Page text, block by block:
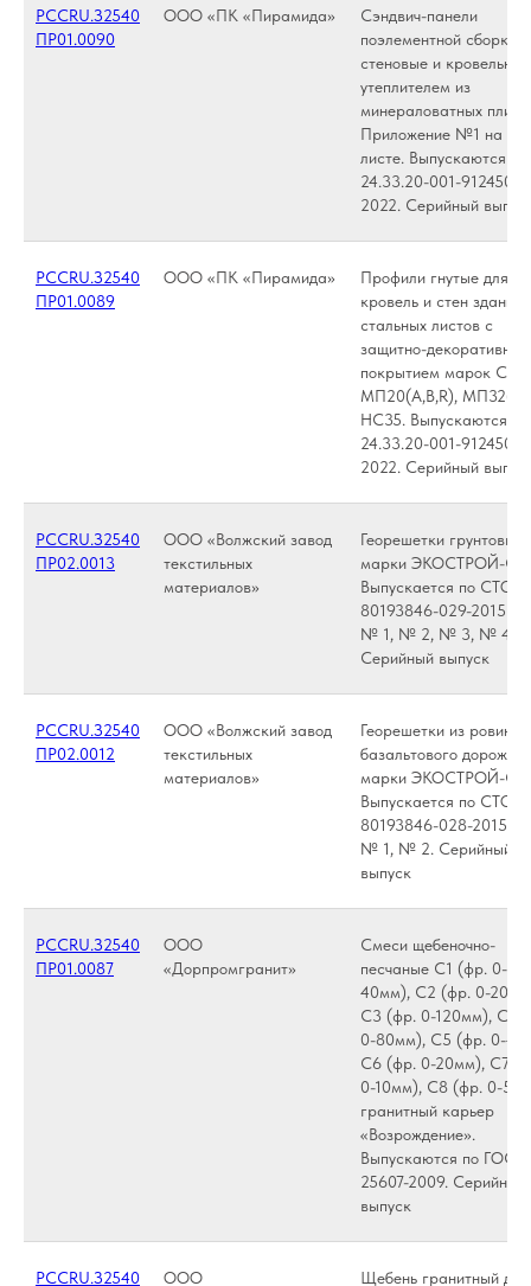
РССRU.З2540
ПР01.0090
ООО «ПК «Пирамида»
Сэндвич-панели
поэлементной сборки
стеновые и
утеплителем из
минераловатных плит.
Приложение №1 на
листе. Выпускаются
24.33.20-001-
2022. Серийный
РССRU.З2540
ПР01.0089
ООО «ПК «Пирамида»
Профили гнутые для
кровель и стен зданий
стальных листов с
защитно-декоративным
покрытием марок
МП20(А,В,R), МП32(R),
НС35. Выпускаются
24.33.20-001-
2022. Серийный
РССRU.З2540
ПР02.0013
ООО «Волжский завод
текстильных
материалов»
Георешетки грунтовые
марки ЭКОСТРОЙ-
Выпускается по СТО
80193846-029-2015 с
№ 1, № 2, № 3, № 4.
Серийный выпуск
РССRU.З2540
ПР02.0012
ООО «Волжский завод
текстильных
материалов»
Георешетки из ровинга
базальтового
марки ЭКОСТРОЙ-
Выпускается по СТО
80193846-028-2015 с
№ 1, № 2. Серийный
выпуск
РССRU.З2540
ПР01.0087
ООО
«Дорпромгранит»
Смеси щебеночно-
песчаные С1 (фр. 0-
40мм), С2 (фр. 0-
С3 (фр. 0-120мм), С4
0-80мм), С5 (фр. 0-
С6 (фр. 0-20мм), С7
0-10мм), С8 (фр. 0-
гранитный карьер
«Возрождение».
Выпускаются по ГОСТ
25607-2009. Серийный
выпуск
РССRU.З2540 ООО Щебень гранитный для